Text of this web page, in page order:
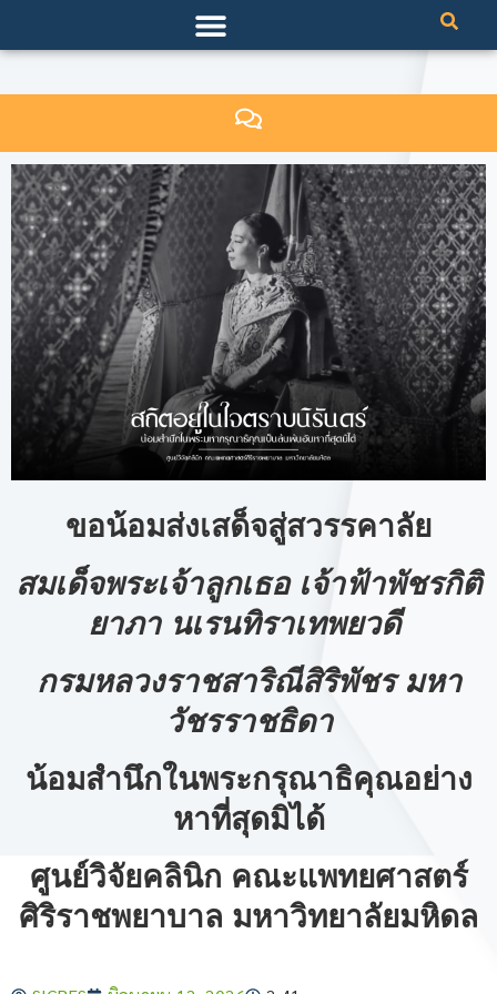
ขอน้อมส่งเสด็จสู่สวรรคาลัย
สมเด็จพระเจ้าลูกเธอ เจ้าฟ้าพัชรกิติ
ยาภา นเรนทิราเทพยวดี
กรมหลวงราชสาริณีสิริพัชร มหา
วัชรราชธิดา
น้อมสำนึกในพระกรุณาธิคุณอย่าง
หาที่สุดมิได้
ศูนย์วิจัยคลินิก คณะแพทยศาสตร์
ศิริราชพยาบาล มหาวิทยาลัยมหิดล